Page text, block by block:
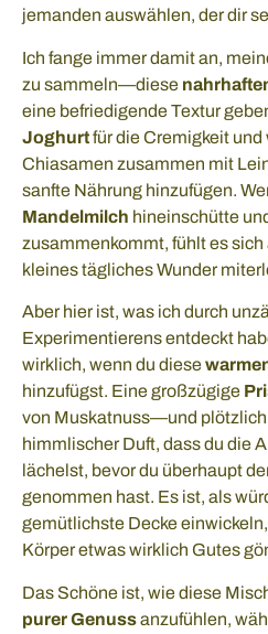
jemanden auswählen, der dir
Ich fange immer damit an,
zu sammeln—diese
eine befriedigende Textur
Joghurtfür die Cremigkeit
Chiasamen zusammen mit
sanfte Nährung hinzufügen.
Mandelmilch hineinschütte
zusammenkommt, fühlt es sich
kleines tägliches Wunder
Aber hier ist, was ich durch
Experimentierens entdeckt
wirklich, wenn du diese
hinzufügst. Eine großzügige
von Muskatnuss—und plötzlich
himmlischer Duft, dass du die
lächelst, bevor du überhaupt
genommen hast. Es ist, als
gemütlichste Decke
Körper etwas wirklich Gutes
Das Schöne ist, wie diese
purer Genussanzufühlen,